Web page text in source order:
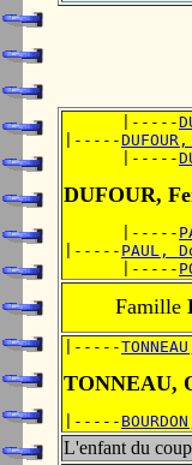
      |-----
|-----
      |-----
DUFOUR,
      |-----
|----- PAUL,
      |-----
Famille
|-----
TONNEAU,
|-----
L'enfant du